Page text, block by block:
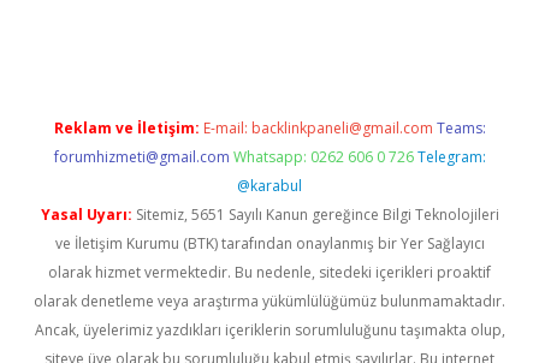
Reklam ve İletişim: E-mail: backlinkpaneli@gmail.com Teams:
forumhizmeti@gmail.com Whatsapp: 0262 606 0 726 Telegram:
@karabul
Yasal Uyarı: Sitemiz, 5651 Sayılı Kanun gereğince Bilgi Teknolojileri
ve İletişim Kurumu (BTK) tarafından onaylanmış bir Yer Sağlayıcı
olarak hizmet vermektedir. Bu nedenle, sitedeki içerikleri proaktif
olarak denetleme veya araştırma yükümlülüğümüz bulunmamaktadır.
Ancak, üyelerimiz yazdıkları içeriklerin sorumluluğunu taşımakta olup,
siteye üye olarak bu sorumluluğu kabul etmiş sayılırlar. Bu internet